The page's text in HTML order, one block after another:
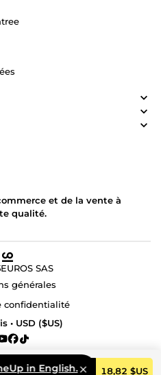
Commander 18,82 $US
in English.
et de la vente à
qualité.
SAS
générales
confidentialité
• USD ($US)